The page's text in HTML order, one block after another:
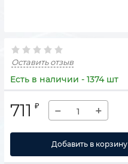
Оставить отзыв
Есть в наличии - 1374 шт
711 ₽ − +
Добавить в корзину